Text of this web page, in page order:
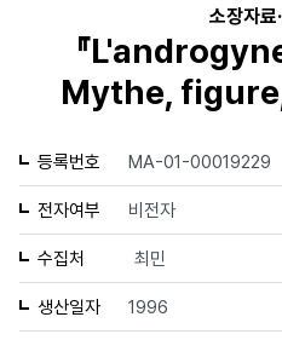
소장자료
『
Mythe,
등록번호 MA-01-00019229
전자여부 비전자
수집처 최민
생산일자 1996